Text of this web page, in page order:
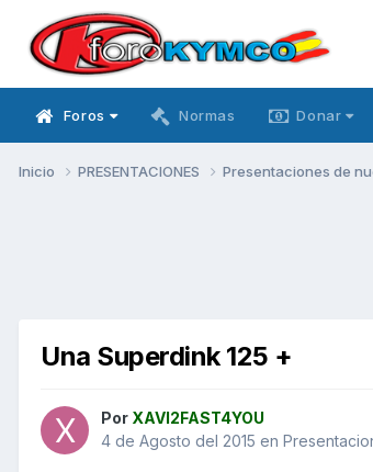
Foros Normas Donar
Inicio PRESENTACIONES Presentaciones de
Una Superdink 125 +
Por XAVI2FAST4YOU
4 de Agosto del 2015 en